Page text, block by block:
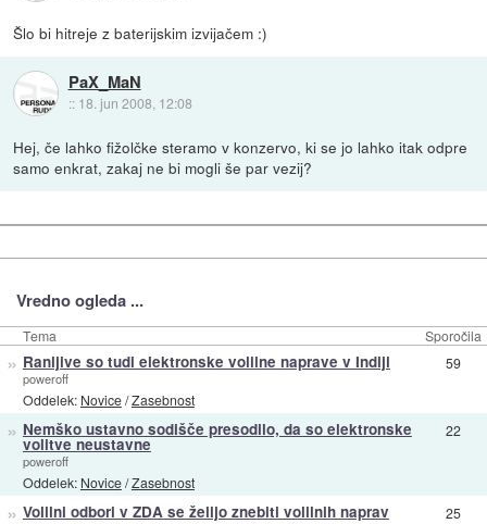
Šlo bi hitreje z baterijskim izvijačem :)
PaX_MaN
:: 18. jun 2008, 12:08
Hej, če lahko fižolčke steramo v konzervo, ki se jo lahko itak odpre
samo enkrat, zakaj ne bi mogli še par vezij?
Vredno ogleda ...
Tema Sporočila
» Ranljive so tudi elektronske volilne naprave v Indiji
poweroff
Oddelek: Novice/Zasebnost
59
» Nemško ustavno sodišče presodilo, da so elektronske
volitve neustavne
poweroff
Oddelek: Novice/Zasebnost
22
» Volilni odbori v ZDA se želijo znebiti volilnih naprav 25